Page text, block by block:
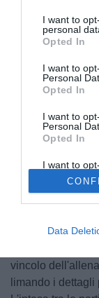
I want to
personal
Opted In
I want to
Personal
Opted In
I want to
Personal
Opted In
I want to
Retention,
Personal
Purposes
Opted Out
Data
© foto di
Il matrimonio tra
intensificati negli
preannunciano
livornese in
VERSO LA
vincolo
limando i dettagli